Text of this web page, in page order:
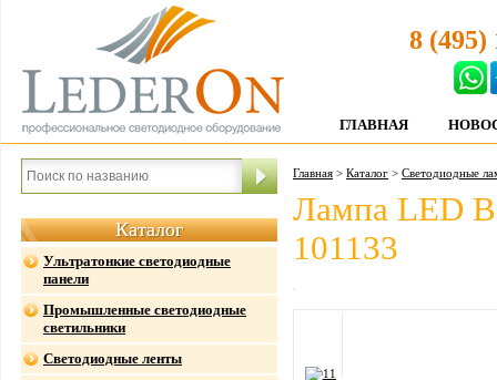
8 (495)
ГЛАВНАЯ
Каталог
Ультратонкие светодиодные
панели
Промышленные светодиодные
светильники
Светодиодные ленты
Главная > Каталог > Светодиодные
Лампа LED
101133